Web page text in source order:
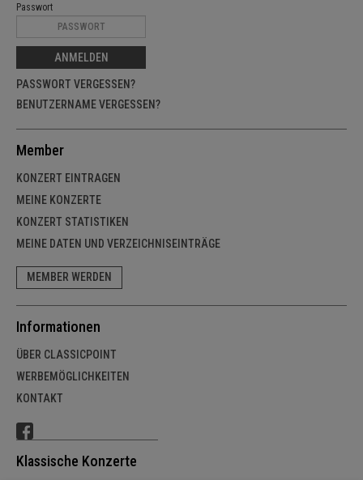
Passwort
ANMELDEN
PASSWORT VERGESSEN?
BENUTZERNAME VERGESSEN?
Member
KONZERT EINTRAGEN
MEINE KONZERTE
KONZERT STATISTIKEN
MEINE DATEN UND VERZEICHNISEINTRÄGE
MEMBER WERDEN
Informationen
ÜBER CLASSICPOINT
WERBEMÖGLICHKEITEN
KONTAKT
Klassische Konzerte